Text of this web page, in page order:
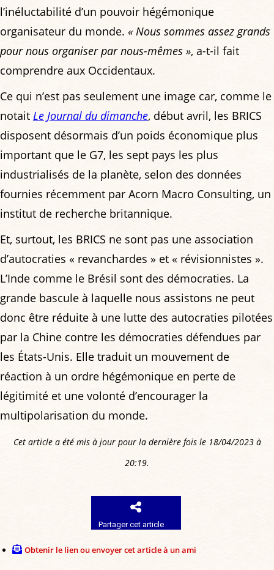
l’inéluctabilité d’un pouvoir hégémonique
organisateur du monde. « Nous sommes assez grands
pour nous organiser par nous-mêmes », a-t-il fait
comprendre aux Occidentaux.
Ce qui n’est pas seulement une image car, comme le
notait Le Journal du dimanche, début avril, les BRICS
disposent désormais d’un poids économique plus
important que le G7, les sept pays les plus
industrialisés de la planète, selon des données
fournies récemment par Acorn Macro Consulting, un
institut de recherche britannique.
Et, surtout, les BRICS ne sont pas une association
d’autocraties « revanchardes » et « révisionnistes ».
L’Inde comme le Brésil sont des démocraties. La
grande bascule à laquelle nous assistons ne peut
donc être réduite à une lutte des autocraties pilotées
par la Chine contre les démocraties défendues par
les États-Unis. Elle traduit un mouvement de
réaction à un ordre hégémonique en perte de
légitimité et une volonté d’encourager la
multipolarisation du monde.
Cet article a été mis à jour pour la dernière fois le 18/04/2023 à
20:19.
Partager cet article
Obtenir le lien ou envoyer cet article à un ami